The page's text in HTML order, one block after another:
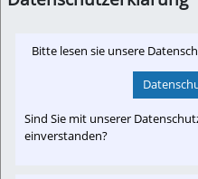
bis zu 300 Mitarbeiterinnen
Bitte lesen sie unsere
Sind Sie mit unserer
einverstanden?